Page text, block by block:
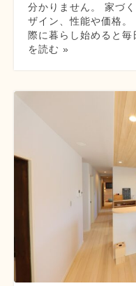
分かりません。 家づ
ザイン、性能や価格
際に暮らし始めると
を読む »